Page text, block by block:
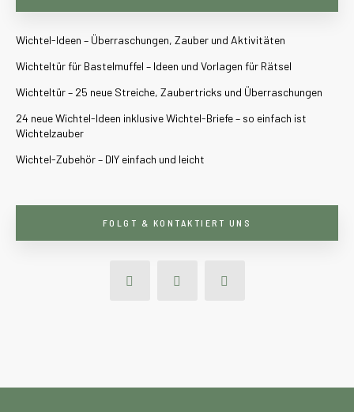
Wichtel-Ideen – Überraschungen, Zauber und Aktivitäten
Wichteltür für Bastelmuffel – Ideen und Vorlagen für Rätsel
Wichteltür – 25 neue Streiche, Zaubertricks und Überraschungen
24 neue Wichtel-Ideen inklusive Wichtel-Briefe – so einfach ist
Wichtelzauber
Wichtel-Zubehör – DIY einfach und leicht
FOLGT & KONTAKTIERT UNS